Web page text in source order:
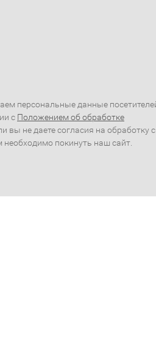
персональные данные
с Положением об обработке
вы не даете согласия на обработку
покинуть наш сайт.